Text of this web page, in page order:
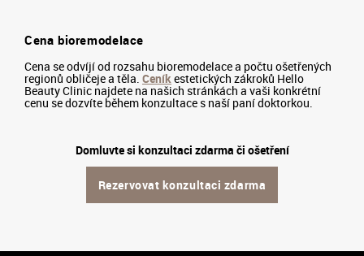
Cena bioremodelace
Cena se odvíjí od rozsahu bioremodelace a počtu ošetřených
regionů obličeje a těla. Ceníkestetických zákroků Hello
Beauty Clinic najdete na našich stránkách a vaši konkrétní
cenu se dozvíte během konzultace s naší paní doktorkou.
Domluvte si konzultaci zdarma či ošetření
Rezervovat konzultaci zdarma